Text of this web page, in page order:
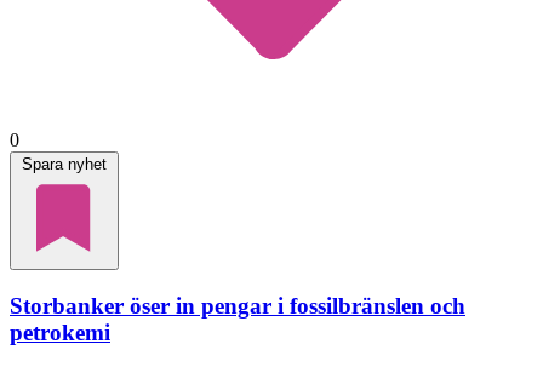
0
Spara nyhet
Storbanker öser in pengar i fossilbränslen och
petrokemi